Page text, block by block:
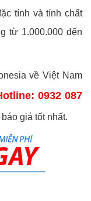
tính và tính chất
từ 1.000.000 đến
về Việt Nam
0932 087
giá tốt nhất.